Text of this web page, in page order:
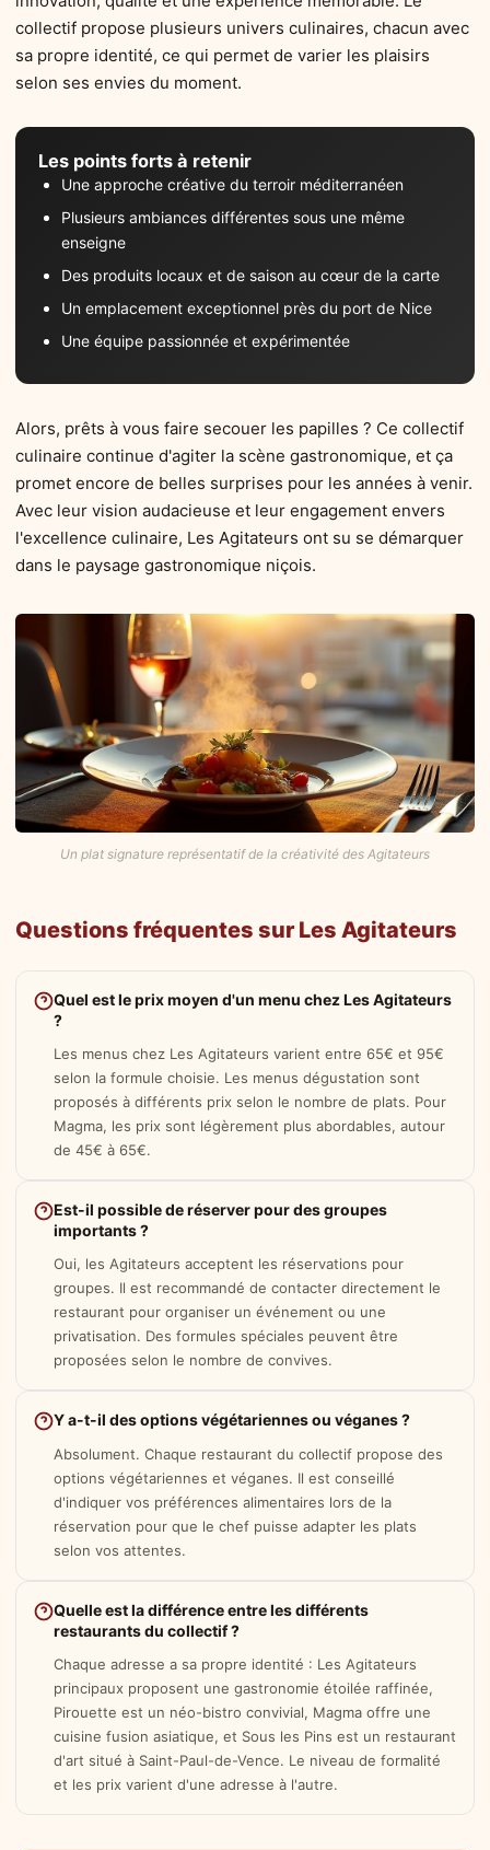
collectif propose plusieurs univers culinaires, chacun avec
sa propre identité, ce qui permet de varier les plaisirs
selon ses envies du moment.
Les points forts à retenir
Une approche créative du terroir méditerranéen
Plusieurs ambiances différentes sous une même
enseigne
Des produits locaux et de saison au cœur de la carte
Un emplacement exceptionnel près du port de Nice
Une équipe passionnée et expérimentée
Alors, prêts à vous faire secouer les papilles ? Ce collectif
culinaire continue d'agiter la scène gastronomique, et ça
promet encore de belles surprises pour les années à venir.
Avec leur vision audacieuse et leur engagement envers
l'excellence culinaire, Les Agitateurs ont su se démarquer
dans le paysage gastronomique niçois.
Un plat signature représentatif de la créativité des Agitateurs
Questions fréquentes sur Les Agitateurs
Quel est le prix moyen d'un menu chez Les Agitateurs
?
Les menus chez Les Agitateurs varient entre 65€ et 95€
selon la formule choisie. Les menus dégustation sont
proposés à différents prix selon le nombre de plats. Pour
Magma, les prix sont légèrement plus abordables, autour
de 45€ à 65€.
Est-il possible de réserver pour des groupes
importants ?
Oui, les Agitateurs acceptent les réservations pour
groupes. Il est recommandé de contacter directement le
restaurant pour organiser un événement ou une
privatisation. Des formules spéciales peuvent être
proposées selon le nombre de convives.
Y a-t-il des options végétariennes ou véganes ?
Absolument. Chaque restaurant du collectif propose des
options végétariennes et véganes. Il est conseillé
d'indiquer vos préférences alimentaires lors de la
réservation pour que le chef puisse adapter les plats
selon vos attentes.
Quelle est la différence entre les différents
restaurants du collectif ?
Chaque adresse a sa propre identité : Les Agitateurs
principaux proposent une gastronomie étoilée raffinée,
Pirouette est un néo-bistro convivial, Magma offre une
cuisine fusion asiatique, et Sous les Pins est un restaurant
d'art situé à Saint-Paul-de-Vence. Le niveau de formalité
et les prix varient d'une adresse à l'autre.